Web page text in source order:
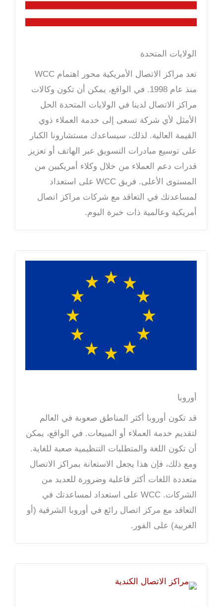
الولايات المتحدة
تعد مراكز الاتصال الأمريكية محور اهتمام WCC
منذ عام 1998. في الواقع، يمكن أن تكون وكالات
مراكز الاتصال لدينا في الولايات المتحدة الحل
الأمثل لأي شركة تسعى إلى خدمة العملاء ذوي
القيمة العالية. لذلك، سيساعدك مستشارونا الكبار
على توسيع مبادرات التسويق عبر الهاتف أو تعزيز
قدرات دعم العملاء من خلال وكلاء أمريكيين من
المستوى الأعلى. فريق WCC على استعداد
لمساعدتك في التعاقد مع شركات مراكز اتصال
أمريكية وعالمية ذات خبرة اليوم.
أوروبا
قد تكون أوروبا أكثر المناطق صعوبة في العالم
لتقديم خدمة العملاء أو المبيعات. في الواقع، يمكن
أن تكون اللغة والمتطلبات التنظيمية صعبة للغاية.
ومع ذلك، فإن هذا يجعل الاستعانة بمراكز الاتصال
متعددة اللغات أكثر فاعلية وضرورة للعديد من
الشركات. WCC على استعداد لمساعدتك في
التعاقد مع مركز اتصال رائع في أوروبا الشرقية (أو
الغربية) على الفور.